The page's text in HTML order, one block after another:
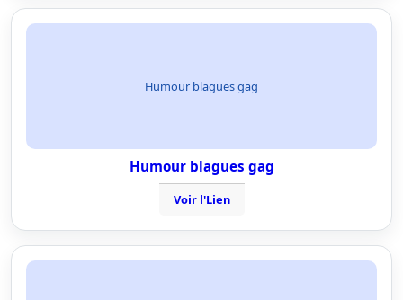
Humour blagues gag
Humour blagues gag
Voir l'Lien